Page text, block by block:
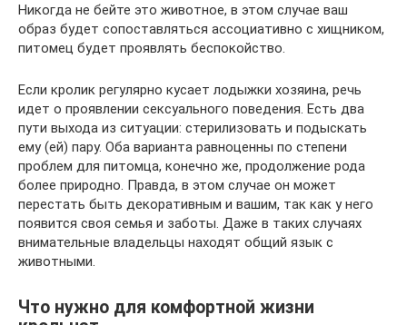
Никогда не бейте это животное, в этом случае ваш
образ будет сопоставляться ассоциативно с хищником,
питомец будет проявлять беспокойство.
Если кролик регулярно кусает лодыжки хозяина, речь
идет о проявлении сексуального поведения. Есть два
пути выхода из ситуации: стерилизовать и подыскать
ему (ей) пару. Оба варианта равноценны по степени
проблем для питомца, конечно же, продолжение рода
более природно. Правда, в этом случае он может
перестать быть декоративным и вашим, так как у него
появится своя семья и заботы. Даже в таких случаях
внимательные владельцы находят общий язык с
животными.
Что нужно для комфортной жизни